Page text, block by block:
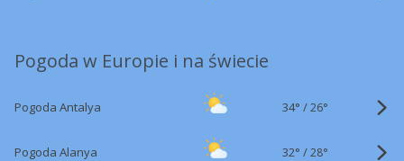
Pogoda w Europie i na świecie
Pogoda Antalya 34° /26°
Pogoda Alanya 32° /28°